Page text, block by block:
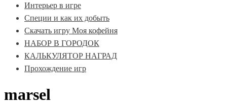
Интерьер в игре
Специи и как их добыть
Скачать игру Моя кофейня
НАБОР В ГОРОДОК
КАЛЬКУЛЯТОР НАГРАД
Прохождение игр
marsel